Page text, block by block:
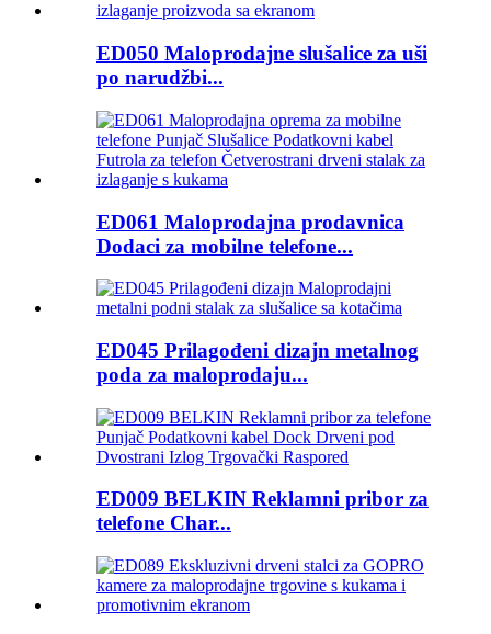
ED050 Maloprodajne slušalice za uši
po narudžbi...
ED061 Maloprodajna prodavnica
Dodaci za mobilne telefone...
ED045 Prilagođeni dizajn metalnog
poda za maloprodaju...
ED009 BELKIN Reklamni pribor za
telefone Char...